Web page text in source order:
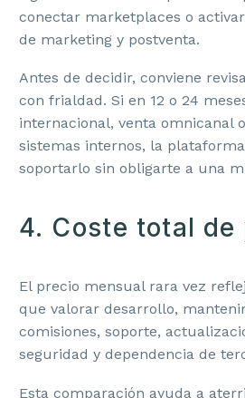
conectar marketplaces o
de marketing y postventa.
Antes de decidir, conviene
con frialdad. Si en 12 o 24
internacional, venta omnicanal
sistemas internos, la
soportarlo sin obligarte a una
4. Coste total de
El precio mensual rara vez
que valorar desarrollo,
comisiones, soporte,
seguridad y dependencia de
Esta comparación ayuda a